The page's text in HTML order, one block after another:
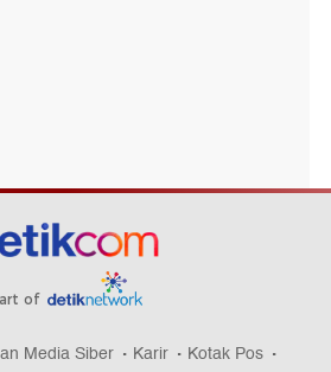
of
Media Siber Karir
Kotak Pos